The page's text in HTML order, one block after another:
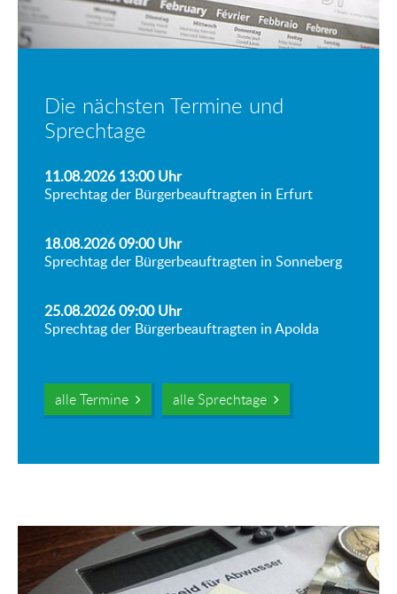
Die nächsten Termine und
Sprechtage
11.08.2026 13:00Uhr
Sprechtag der Bürgerbeauftragten in Erfurt
18.08.2026 09:00Uhr
Sprechtag der Bürgerbeauftragten in Sonneberg
25.08.2026 09:00Uhr
Sprechtag der Bürgerbeauftragten in Apolda
alle Termine alle Sprechtage